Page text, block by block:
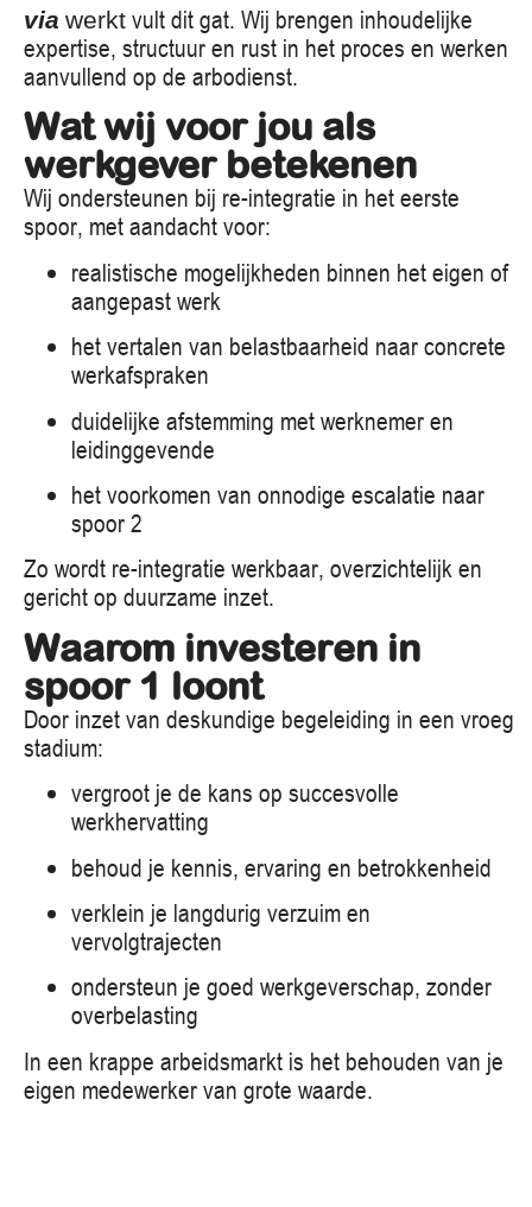
via werkt vult dit gat. Wij brengen inhoudelijke
expertise, structuur en rust in het proces en werken
aanvullend op de arbodienst.
Wat wij voor jou als
werkgever betekenen
Wij ondersteunen bij re-integratie in het eerste
spoor, met aandacht voor:
realistische mogelijkheden binnen het eigen of
aangepast werk
het vertalen van belastbaarheid naar concrete
werkafspraken
duidelijke afstemming met werknemer en
leidinggevende
het voorkomen van onnodige escalatie naar
spoor 2
Zo wordt re-integratie werkbaar, overzichtelijk en
gericht op duurzame inzet.
Waarom investeren in
spoor 1 loont
Door inzet van deskundige begeleiding in een vroeg
stadium:
vergroot je de kans op succesvolle
werkhervatting
behoud je kennis, ervaring en betrokkenheid
verklein je langdurig verzuim en
vervolgtrajecten
ondersteun je goed werkgeverschap, zonder
overbelasting
In een krappe arbeidsmarkt is het behouden van je
eigen medewerker van grote waarde.